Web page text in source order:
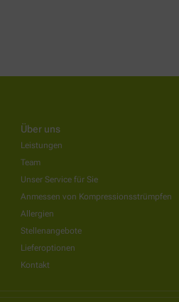
Über uns
Leistungen
Team
Unser Service für Sie
Anmessen von Kompressionsstrümpfen
Allergien
Stellenangebote
Lieferoptionen
Kontakt